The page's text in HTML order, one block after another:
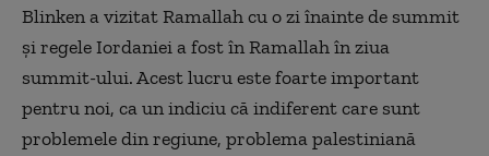
Blinken a vizitat Ramallah cu o zi înainte de summit
și regele Iordaniei a fost în Ramallah în ziua
summit-ului. Acest lucru este foarte important
pentru noi, ca un indiciu că indiferent care sunt
problemele din regiune, problema palestiniană